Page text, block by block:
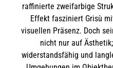
raffinierte zweifarbige
Effekt fasziniert Grisù
visuellen Präsenz. Doch
nicht nur auf
widerstandsfähig und